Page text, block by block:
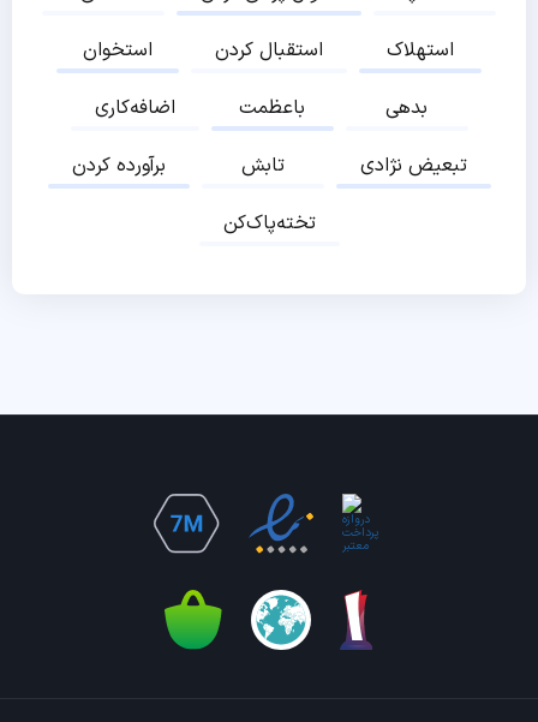
استخوان
استقبال کردن
استهلاک
اضافه‌کاری
باعظمت
بدهی
برآورده کردن
تابش
تبعیض نژادی
تخته‌پاک‌کن